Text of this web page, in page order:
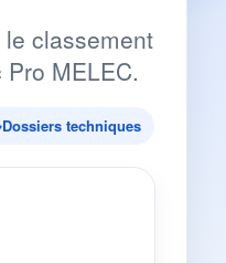
le classement
MELEC.
Dossiers techniques